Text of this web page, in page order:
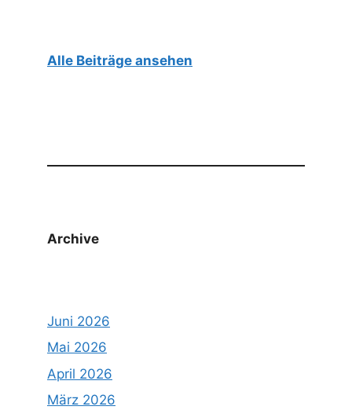
Alle Beiträge ansehen
Archive
Juni 2026
Mai 2026
April 2026
März 2026